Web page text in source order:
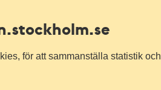
.stockholm.se
för att sammanställa statistik